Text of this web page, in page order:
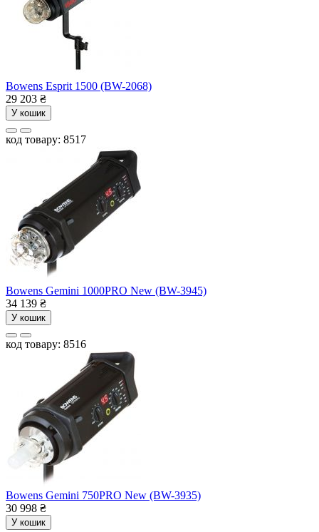
Bowens Esprit 1500 (BW-2068)
29 203 ₴
У кошик
код товару: 8517
Bowens Gemini 1000PRO New (BW-3945)
34 139 ₴
У кошик
код товару: 8516
Bowens Gemini 750PRO New (BW-3935)
30 998 ₴
У кошик